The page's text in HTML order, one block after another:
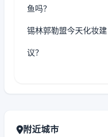
鱼吗？
锡林郭勒盟今天化妆建
议？
附近城市